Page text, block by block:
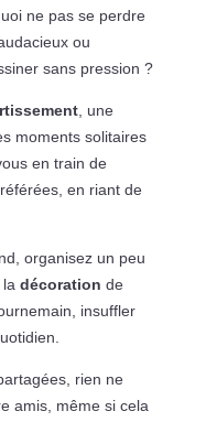
ne pas se perdre
ou
sans pression ?
, une
moments solitaires
en train de
en riant de
organisez un peu
décoration de
insuffler
rien ne
amis, même si cela